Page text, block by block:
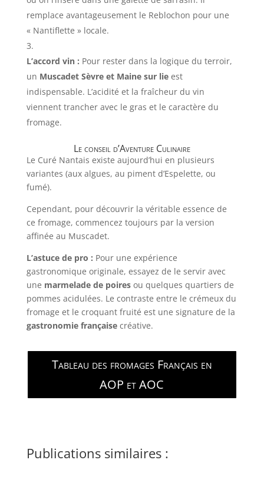
remplace avantageusement le Reblochon pour une
« Nantiflette » locale.
L’accord vin : Pour rester dans la logique du terroir,
un Muscadet Sèvre et Maine sur lieest
indispensable. L’acidité et la fraîcheur du vin
viennent trancher avec le gras et le caractère du
fromage.
Le conseil d’Aventure Culinaire
Le Curé Nantais existe aujourd’hui en plusieurs
variantes (aux algues, au piment d’Espelette, ou
fumé).
Cependant, pour découvrir la véritable essence de
ce fromage, commencez toujours par la version
affinée au Muscadet.
L’astuce de pro : Pour une expérience
gastronomique originale, essayez de le servir avec
une marmelade de poiresou quelques quartiers de
pommes acidulées. Le contraste entre le crémeux du
fromage et le croquant fruité est une signature de la
gastronomie françaisecréative.
Tableau des fromages Français en
AOP et AOC
Publications similaires :